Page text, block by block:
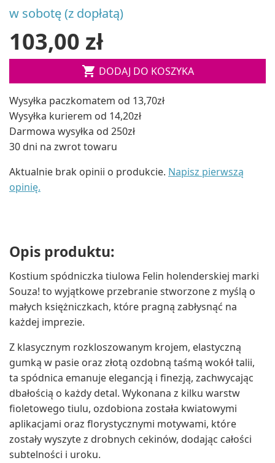
w sobotę (z dopłatą)
103,00 zł
 DODAJ DO KOSZYKA
Wysyłka paczkomatem od 13,70zł
Wysyłka kurierem od 14,20zł
Darmowa wysyłka od 250zł
30 dni na zwrot towaru
Aktualnie brak opinii o produkcie. Napisz pierwszą
opinię.
Opis produktu:
Kostium spódniczka tiulowa Felin holenderskiej marki
Souza! to wyjątkowe przebranie stworzone z myślą o
małych księżniczkach, które pragną zabłysnąć na
każdej imprezie.
Z klasycznym rozkloszowanym krojem, elastyczną
gumką w pasie oraz złotą ozdobną taśmą wokół talii,
ta spódnica emanuje elegancją i finezją, zachwycając
dbałością o każdy detal. Wykonana z kilku warstw
fioletowego tiulu, ozdobiona została kwiatowymi
aplikacjami oraz florystycznymi motywami, które
zostały wyszyte z drobnych cekinów, dodając całości
subtelności i uroku.